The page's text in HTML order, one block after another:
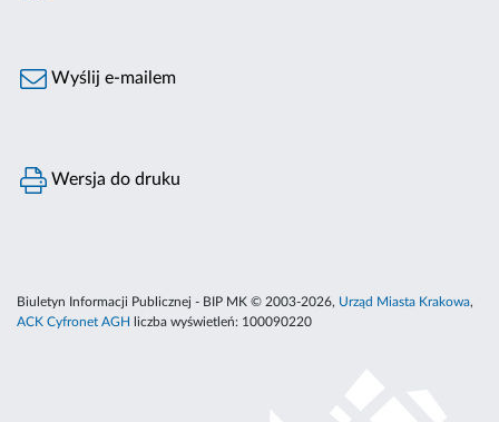
Wyślij e-mailem
Wersja do druku
Biuletyn Informacji Publicznej - BIP MK © 2003-2026, Urząd Miasta Krakowa,
ACK Cyfronet AGH
liczba wyświetleń: 100090220